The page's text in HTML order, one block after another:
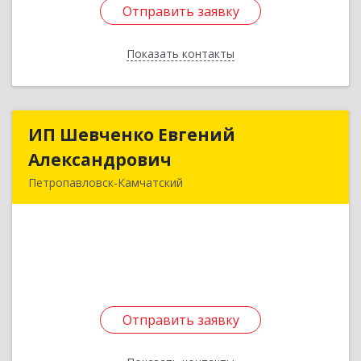
Отправить заявку
Показать контакты
Отправить заявку
Назад
ИП Шевченко Евгений
Александрович
Петропавловск-Камчатский
Отправить заявку
ИП Шевченко Евгений
Отправить заявку